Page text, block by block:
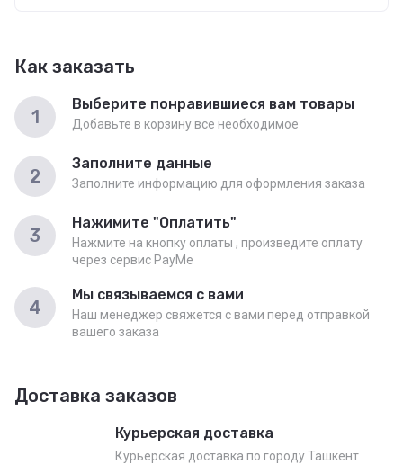
Как заказать
1
Выберите понравившиеся вам товары
Добавьте в корзину все необходимое
2
Заполните данные
Заполните информацию для оформления заказа
3
Нажимите "Оплатить"
Нажмите на кнопку оплаты , произведите оплату
через сервис PayMe
4
Мы связываемся с вами
Наш менеджер свяжется с вами перед отправкой
вашего заказа
Доставка заказов
Курьерская доставка
Курьерская доставка по городу Ташкент